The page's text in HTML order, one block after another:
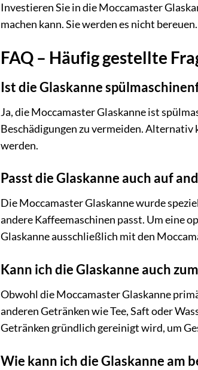
Investieren Sie in die Moccamaster
machen kann. Sie werden es nicht bereuen.
FAQ – Häufig gestellte
Ist die Glaskanne
Ja, die Moccamaster Glaskanne ist
Beschädigungen zu vermeiden.
werden.
Passt die Glaskanne auch auf
Die Moccamaster Glaskanne wurde
andere Kaffeemaschinen passt. Um eine
Glaskanne ausschließlich mit den
Kann ich die Glaskanne auch
Obwohl die Moccamaster Glaskanne
anderen Getränken wie Tee, Saft oder
Getränken gründlich gereinigt wird, um
Wie kann ich die Glaskanne am